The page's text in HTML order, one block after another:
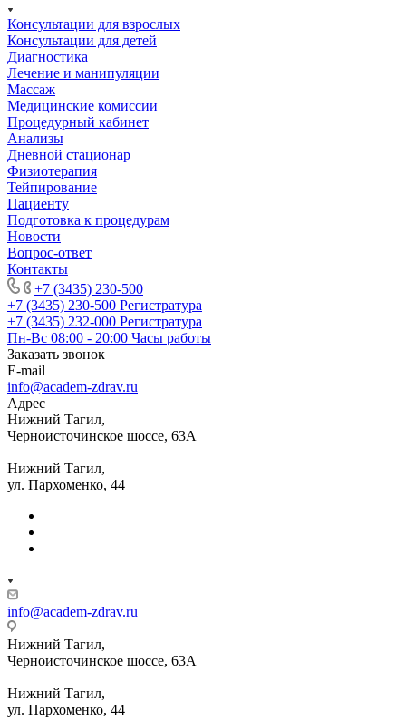
Консультации для взрослых
Консультации для детей
Диагностика
Лечение и манипуляции
Массаж
Медицинские комиссии
Процедурный кабинет
Анализы
Дневной стационар
Физиотерапия
Тейпирование
Пациенту
Подготовка к процедурам
Новости
Вопрос-ответ
Контакты
+7 (3435) 230-500
+7 (3435) 230-500 Регистратура
+7 (3435) 232-000 Регистратура
Пн-Вс 08:00 - 20:00 Часы работы
Заказать звонок
E-mail
info@academ-zdrav.ru
Адрес
Нижний Тагил,
Черноисточинское шоссе, 63А
Нижний Тагил,
ул. Пархоменко, 44
info@academ-zdrav.ru
Нижний Тагил,
Черноисточинское шоссе, 63А
Нижний Тагил,
ул. Пархоменко, 44